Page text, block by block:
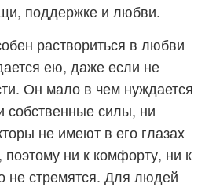
поддержке и любви.
раствориться в любви
ею, даже если не
Он мало в чем нуждается
собственные силы, ни
не имеют в его глазах
ни к комфорту, ни к
не стремятся. Для людей